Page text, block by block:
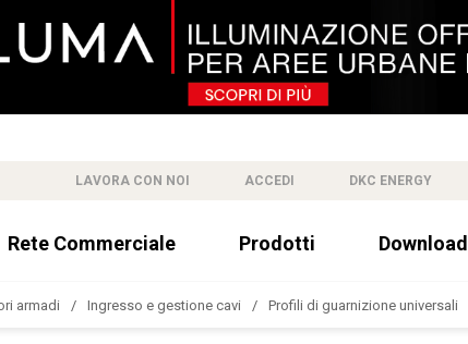
LAVORA CON NOI ACCEDI DKC ENERGY
Rete Commerciale Prodotti Download
armadi Ingresso e gestione cavi Profili di guarnizione universali